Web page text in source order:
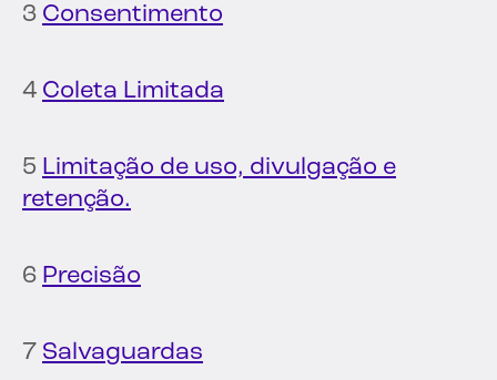
3 Consentimento
4 Coleta Limitada
5 Limitação de uso, divulgação e
retenção.
6 Precisão
7 Salvaguardas